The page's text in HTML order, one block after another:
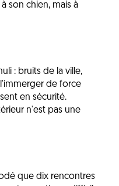
son chien, mais à
: bruits de la ville,
l'immerger de force
en sécurité.
n'est pas une
que dix rencontres